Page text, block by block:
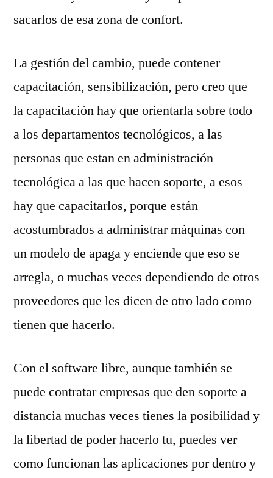
sacarlos de esa zona de confort.
La gestión del cambio, puede contener
capacitación, sensibilización, pero creo que
la capacitación hay que orientarla sobre todo
a los departamentos tecnológicos, a las
personas que estan en administración
tecnológica a las que hacen soporte, a esos
hay que capacitarlos, porque están
acostumbrados a administrar máquinas con
un modelo de apaga y enciende que eso se
arregla, o muchas veces dependiendo de otros
proveedores que les dicen de otro lado como
tienen que hacerlo.
Con el software libre, aunque también se
puede contratar empresas que den soporte a
distancia muchas veces tienes la posibilidad y
la libertad de poder hacerlo tu, puedes ver
como funcionan las aplicaciones por dentro y